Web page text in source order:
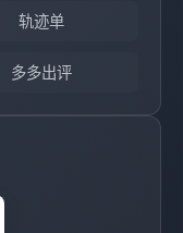
轨迹单
多多出评